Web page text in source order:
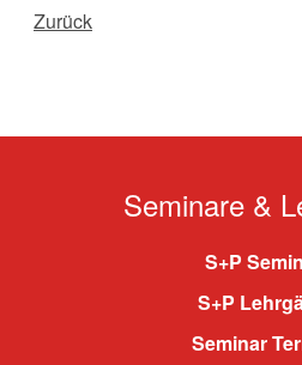
Zurück
Seminare &
S+P
S+P
Seminar